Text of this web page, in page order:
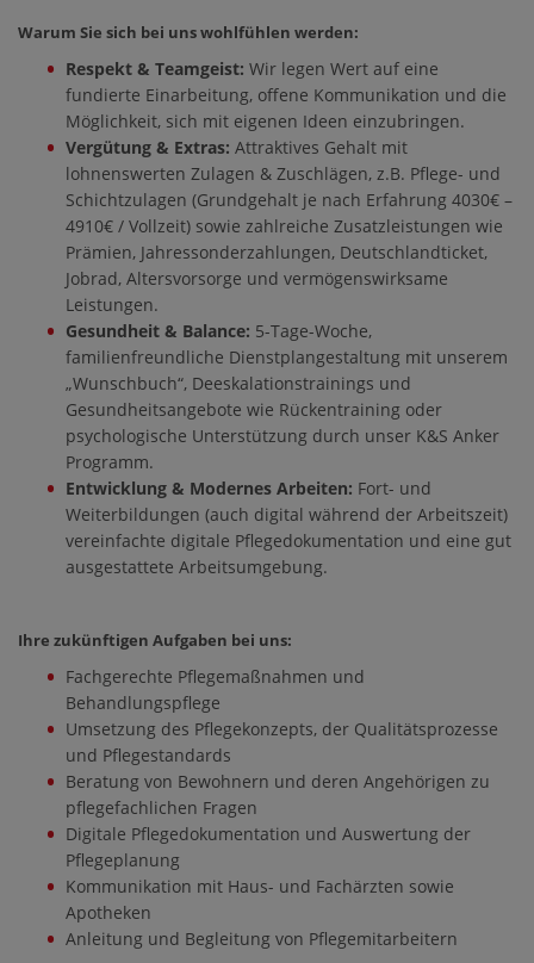
Warum Sie sich bei uns wohlfühlen werden:
Respekt & Teamgeist: Wir legen Wert auf eine
fundierte Einarbeitung, offene Kommunikation und die
Möglichkeit, sich mit eigenen Ideen einzubringen.
Vergütung & Extras: Attraktives Gehalt mit
lohnenswerten Zulagen & Zuschlägen, z.B. Pflege- und
Schichtzulagen (Grundgehalt je nach Erfahrung 4030€ –
4910€ / Vollzeit) sowie zahlreiche Zusatzleistungen wie
Prämien, Jahressonderzahlungen, Deutschlandticket,
Jobrad, Altersvorsorge und vermögenswirksame
Leistungen.
Gesundheit & Balance: 5-Tage-Woche,
familienfreundliche Dienstplangestaltung mit unserem
„Wunschbuch“, Deeskalationstrainings und
Gesundheitsangebote wie Rückentraining oder
psychologische Unterstützung durch unser K&S Anker
Programm.
Entwicklung & Modernes Arbeiten: Fort- und
Weiterbildungen (auch digital während der Arbeitszeit)
vereinfachte digitale Pflegedokumentation und eine gut
ausgestattete Arbeitsumgebung.
Ihre zukünftigen Aufgaben bei uns:
Fachgerechte Pflegemaßnahmen und
Behandlungspflege
Umsetzung des Pflegekonzepts, der Qualitätsprozesse
und Pflegestandards
Beratung von Bewohnern und deren Angehörigen zu
pflegefachlichen Fragen
Digitale Pflegedokumentation und Auswertung der
Pflegeplanung
Kommunikation mit Haus- und Fachärzten sowie
Apotheken
Anleitung und Begleitung von Pflegemitarbeitern